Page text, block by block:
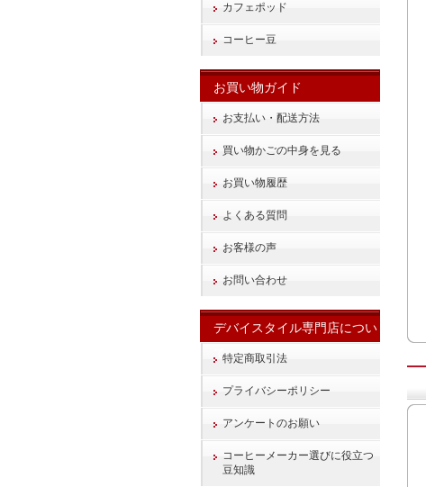
カフェポッド
コーヒー豆
お買い物ガイド
お支払い・配送方法
買い物かごの中身を見る
お買い物履歴
よくある質問
お客様の声
お問い合わせ
デバイスタイル専門店につい
て特定商取引法
プライバシーポリシー
アンケートのお願い
コーヒーメーカー選びに役立つ
豆知識